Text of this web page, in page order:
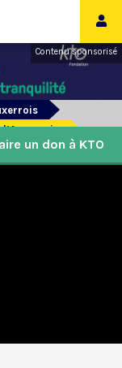
Contenu sponsorisé
l’Auxerrois
un don à KTO